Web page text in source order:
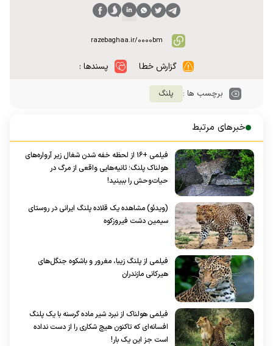
گزارش خطا پسندها :
برچسب ها : پلنگ
خبرهای مرتبط
فیلمی +۱۶ از لحظه خفه شدن شغال زیر آرواره‌های
هولناک پلنگ؛ ثانیه‌هایی واقعی از مرگ در
حیات‌وحش را ببینید!
(ویدئو) مشاهده یک قلاده پلنگ ایرانی در روستای
سیمین دشت فیروزکوه
فیلمی از پلنگ زیبا، مغرور و باشکوه جنگل‌های
هیرکانی مازندران
فیلمی هولناک از نبرد شیر ماده گرسنه با یک پلنگ
افسانه‌ای که تاکنون هیچ شکاری را از دست نداده
است جز این یک بار!